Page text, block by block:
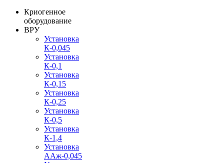
Криогенное
оборудование
ВРУ
Установка
К-0,045
Установка
К-0,1
Установка
К-0,15
Установка
К-0,25
Установка
К-0,5
Установка
К-1,4
Установка
ААж-0,045